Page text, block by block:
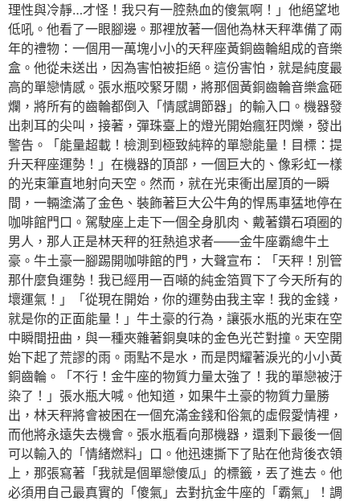
理性與冷靜…才怪！我只有一腔熱血的傻氣啊！」他絕望地
低吼。他看了一眼腳邊。那裡放著一個他為林天秤準備了兩
年的禮物：一個用一萬塊小小的天秤座黃銅齒輪組成的音樂
盒。他從未送出，因為害怕被拒絕。這份害怕，就是純度最
高的單戀情感。張水瓶咬緊牙關，將那個黃銅齒輪音樂盒砸
爛，將所有的齒輪都倒入「情感調節器」的輸入口。機器發
出刺耳的尖叫，接著，彈珠臺上的燈光開始瘋狂閃爍，發出
警告。「能量超載！檢測到極致純粹的單戀能量！目標：提
升天秤座運勢！」在機器的頂部，一個巨大的、像彩虹一樣
的光束筆直地射向天空。然而，就在光束衝出屋頂的一瞬
間，一輛塗滿了金色、裝飾著巨大公牛角的悍馬車猛地停在
咖啡館門口。駕駛座上走下一個全身肌肉、戴著鑽石項圈的
男人，那人正是林天秤的狂熱追求者——金牛座霸總牛土
豪。牛土豪一腳踢開咖啡館的門，大聲宣布：「天秤！別管
那什麼負運勢！我已經用一百噸的純金箔買下了今天所有的
壞運氣！」「從現在開始，你的運勢由我主宰！我的金錢，
就是你的正面能量！」牛土豪的行為，讓張水瓶的光束在空
中瞬間扭曲，與一種夾雜著銅臭味的金色光芒對撞。天空開
始下起了荒謬的雨。雨點不是水，而是閃耀著淚光的小小黃
銅齒輪。「不行！金牛座的物質力量太強了！我的單戀被汙
染了！」張水瓶大喊。他知道，如果牛土豪的物質力量勝
出，林天秤將會被困在一個充滿金錢和俗氣的虛假愛情裡，
而他將永遠失去機會。張水瓶看向那機器，還剩下最後一個
可以輸入的「情緒燃料」口。他迅速撕下了貼在他背後衣領
上，那張寫著「我就是個單戀傻瓜」的標籤，丟了進去。他
必須用自己最真實的「傻氣」去對抗金牛座的「霸氣」！調